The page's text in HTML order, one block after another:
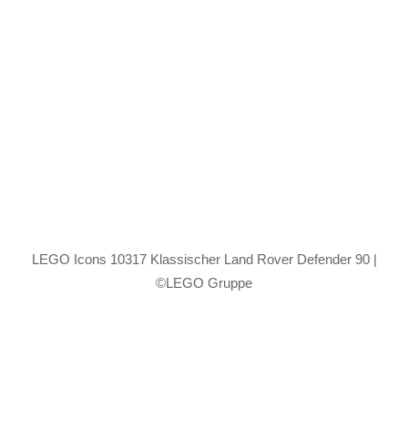
LEGO Icons 10317 Klassischer Land Rover Defender 90 |
©LEGO Gruppe